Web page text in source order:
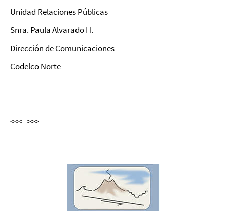
Unidad Relaciones Públicas
Snra. Paula Alvarado H.
Dirección de Comunicaciones
Codelco Norte
<<< >>>